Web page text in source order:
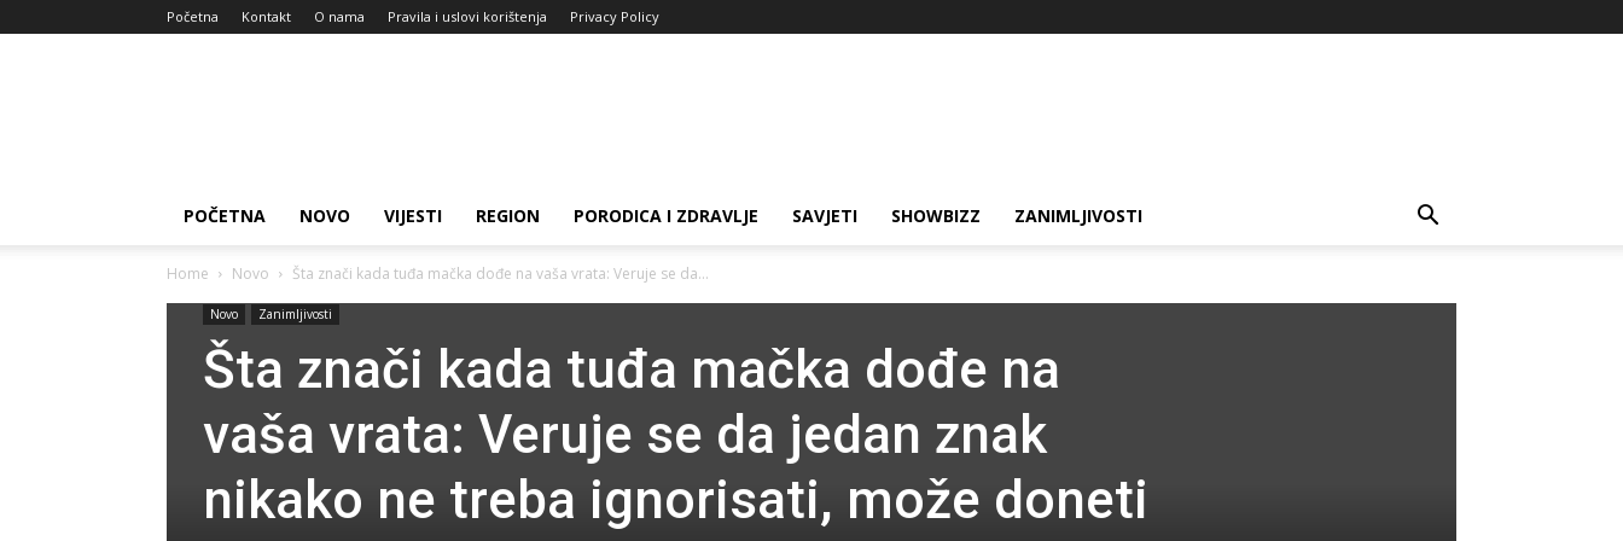
Početna Kontakt O nama Pravila i uslovi korištenja Privacy Policy
POČETNA NOVO VIJESTI REGION PORODICA I ZDRAVLJE SAVJETI SHOWBIZZ ZANIMLJIVOSTI
Home Novo Šta znači kada tuđa mačka dođe na vaša vrata: Veruje se da...
Novo Zanimljivosti
Šta znači kada tuđa mačka dođe na
vaša vrata: Veruje se da jedan znak
nikako ne treba ignorisati, može doneti